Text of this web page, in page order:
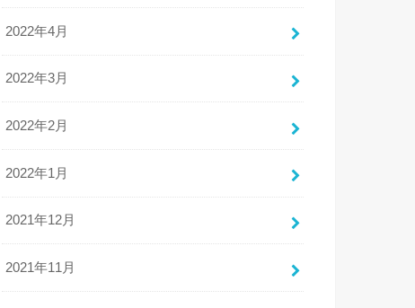
2022年4月
2022年3月
2022年2月
2022年1月
2021年12月
2021年11月